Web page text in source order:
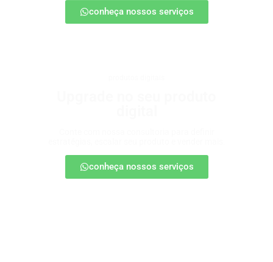
conheça nossos serviços
conheça nossos serviços